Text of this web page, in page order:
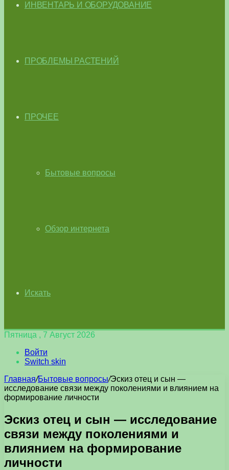
ИНВЕНТАРЬ И ОБОРУДОВАНИЕ
ПРОБЛЕМЫ РАСТЕНИЙ
ПРОЧЕЕ
Бытовые вопросы
Обзор интернета
Искать
Пятница , 7 Август 2026
Войти
Switch skin
Главная/Бытовые вопросы/Эскиз отец и сын —
исследование связи между поколениями и влиянием на
формирование личности
Эскиз отец и сын — исследование
связи между поколениями и
влиянием на формирование
личности